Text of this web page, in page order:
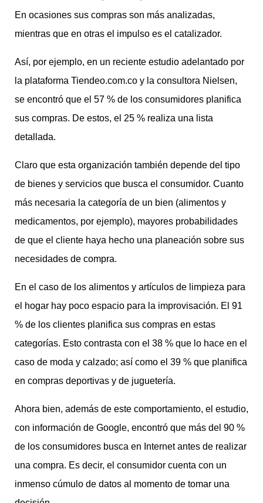
En ocasiones sus compras son más analizadas,
mientras que en otras el impulso es el catalizador.
Así, por ejemplo, en un reciente estudio adelantado por
la plataforma Tiendeo.com.co y la consultora Nielsen,
se encontró que el 57 % de los consumidores planifica
sus compras. De estos, el 25 % realiza una lista
detallada.
Claro que esta organización también depende del tipo
de bienes y servicios que busca el consumidor. Cuanto
más necesaria la categoría de un bien (alimentos y
medicamentos, por ejemplo), mayores probabilidades
de que el cliente haya hecho una planeación sobre sus
necesidades de compra.
En el caso de los alimentos y artículos de limpieza para
el hogar hay poco espacio para la improvisación. El 91
% de los clientes planifica sus compras en estas
categorías. Esto contrasta con el 38 % que lo hace en el
caso de moda y calzado; así como el 39 % que planifica
en compras deportivas y de juguetería.
Ahora bien, además de este comportamiento, el estudio,
con información de Google, encontró que más del 90 %
de los consumidores busca en Internet antes de realizar
una compra. Es decir, el consumidor cuenta con un
inmenso cúmulo de datos al momento de tomar una